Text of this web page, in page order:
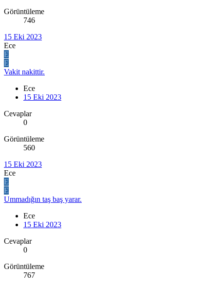
Görüntüleme
746
15 Eki 2023
Ece
E
E
Vakit nakittir.
Ece
15 Eki 2023
Cevaplar
0
Görüntüleme
560
15 Eki 2023
Ece
E
E
Ummadığın taş baş yarar.
Ece
15 Eki 2023
Cevaplar
0
Görüntüleme
767